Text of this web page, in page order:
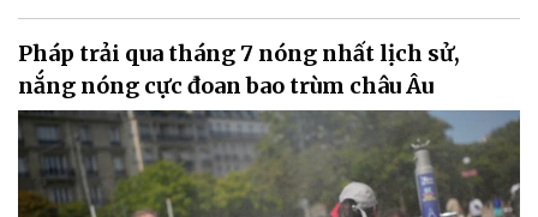
Pháp trải qua tháng 7 nóng nhất lịch sử,
nắng nóng cực đoan bao trùm châu Âu